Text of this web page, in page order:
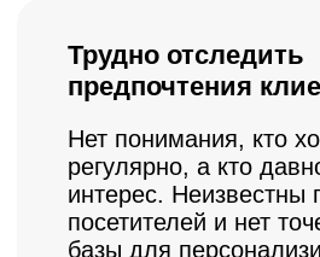
от иконки до цветовой схемы
без затрат на SMS
ваш фирменный стиль
push-уведомления